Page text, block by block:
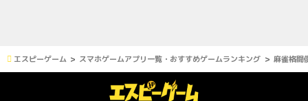
エスピーゲーム スマホゲームアプリ一覧・おすすめゲームランキング 麻雀格闘